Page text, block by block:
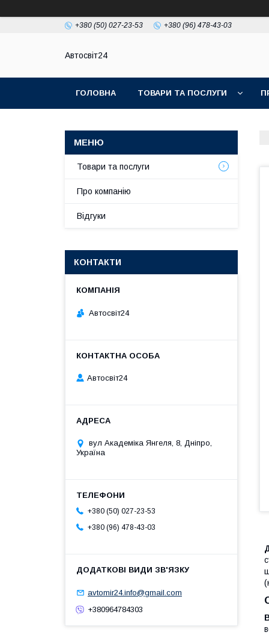
+380 (50) 027-23-53 +380 (96) 478-43-03
Автосвіт24
ГОЛОВНА ТОВАРИ ТА ПОСЛУГИ
Товари та послуги
Про компанію
Відгуки
КОНТАКТИ
Автосвіт24
Автосвіт24
вул Академіка Янгеля, 8, Дніпро,
Україна
+380 (50) 027-23-53
+380 (96) 478-43-03
avtomir24.info@gmail.com
+380964784303